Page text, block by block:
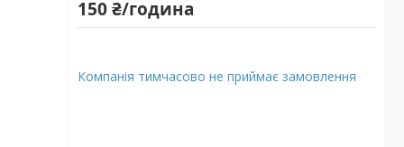
150 ₴/година
Компанія тимчасово не приймає замовлення